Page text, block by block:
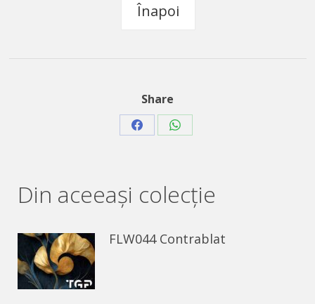
Înapoi
Share
Share Share
Din aceeaşi colecție
FLW044 Contrablat